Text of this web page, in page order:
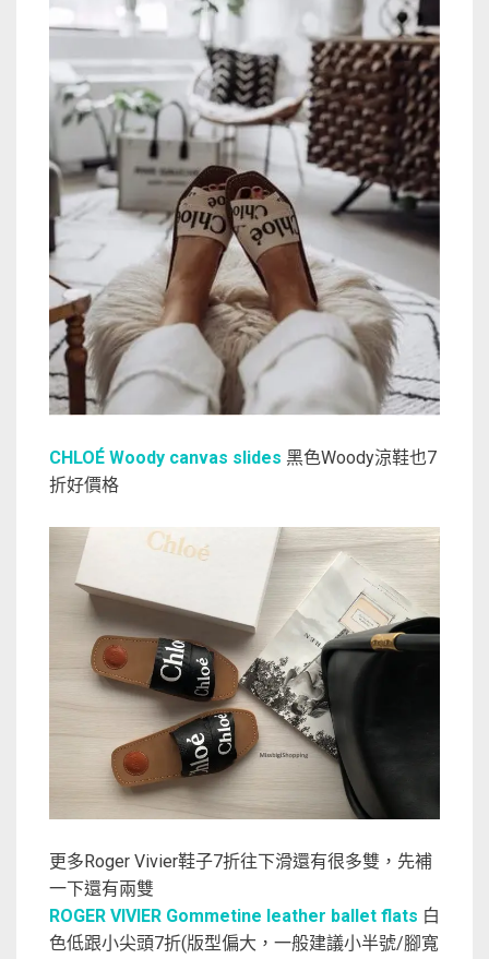
CHLOÉ Woody canvas slides 黑色Woody涼鞋也7
折好價格
更多Roger Vivier鞋子7折往下滑還有很多雙，先補
一下還有兩雙
ROGER VIVIER Gommetine leather ballet flats 白
色低跟小尖頭7折(版型偏大，一般建議小半號/腳寬